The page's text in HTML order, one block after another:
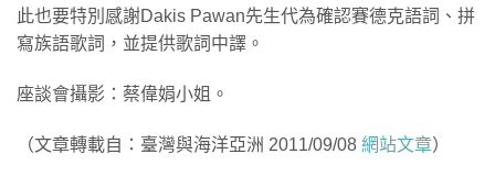
此也要特別感謝Dakis Pawan先生代為確認賽德克語詞、拼
寫族語歌詞，並提供歌詞中譯。
座談會攝影：蔡偉娟小姐。
（文章轉載自：臺灣與海洋亞洲 2011/09/08 網站文章）